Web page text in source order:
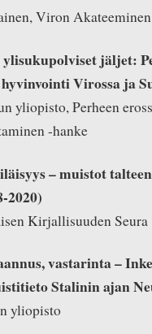
Viron
jäljet:
Virossa ja
yliopisto, Perheen
-hanke
– muistot
2020)
Kirjallisuuden Seura
vastarinta –
Stalinin ajan
yliopisto